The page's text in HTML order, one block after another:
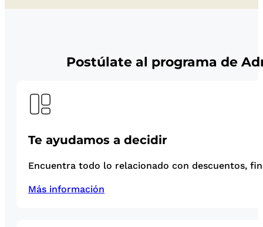
Postúlate al programa de
Te ayudamos a decidir
Encuentra todo lo relacionado con descuentos,
Más información